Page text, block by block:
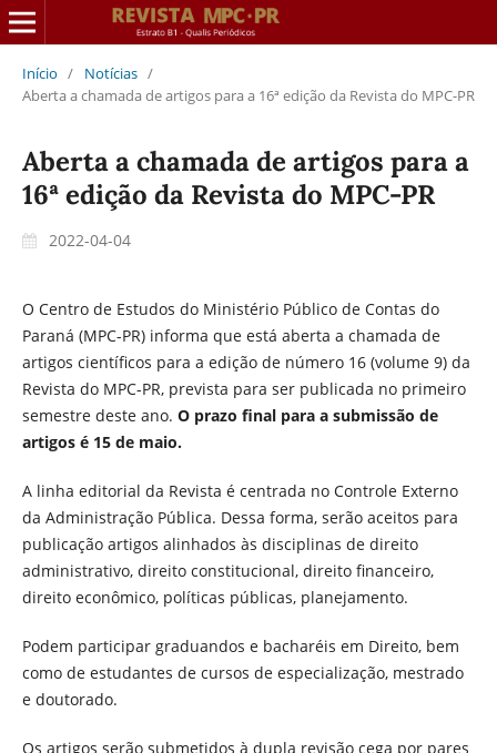
Início / Notícias /
Aberta a chamada de artigos para a 16ª edição da Revista do MPC-PR
Aberta a chamada de artigos para a
16ª edição da Revista do MPC-PR
2022-04-04
O Centro de Estudos do Ministério Público de Contas do
Paraná (MPC-PR) informa que está aberta a chamada de
artigos científicos para a edição de número 16 (volume 9) da
Revista do MPC-PR, prevista para ser publicada no primeiro
semestre deste ano. O prazo final para a submissão de
artigos é 15 de maio.
A linha editorial da Revista é centrada no Controle Externo
da Administração Pública. Dessa forma, serão aceitos para
publicação artigos alinhados às disciplinas de direito
administrativo, direito constitucional, direito financeiro,
direito econômico, políticas públicas, planejamento.
Podem participar graduandos e bacharéis em Direito, bem
como de estudantes de cursos de especialização, mestrado
e doutorado.
Os artigos serão submetidos à dupla revisão cega por pares